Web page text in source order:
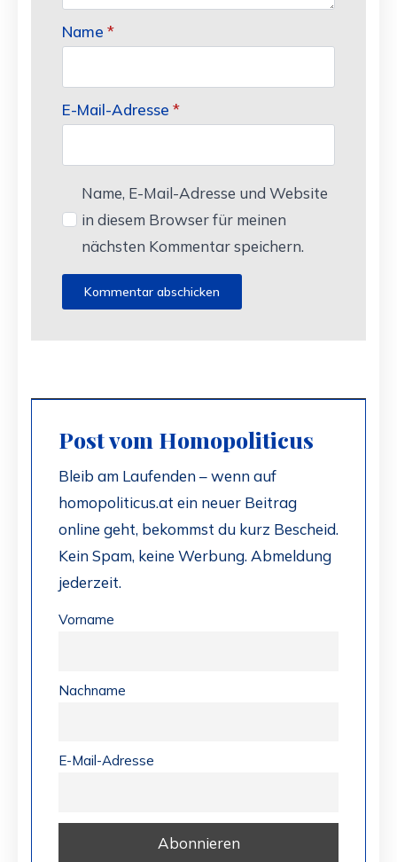
Name *
E-Mail-Adresse *
Name, E-Mail-Adresse und Website
in diesem Browser für meinen
nächsten Kommentar speichern.
Post vom Homopoliticus
Bleib am Laufenden – wenn auf
homopoliticus.at ein neuer Beitrag
online geht, bekommst du kurz Bescheid.
Kein Spam, keine Werbung. Abmeldung
jederzeit.
Vorname
Nachname
E-Mail-Adresse